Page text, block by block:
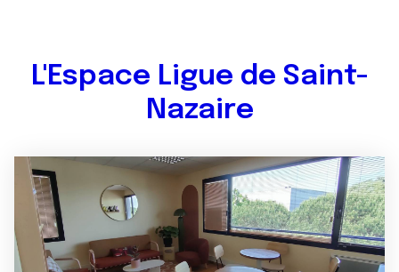
L'Espace Ligue de Saint-
Nazaire